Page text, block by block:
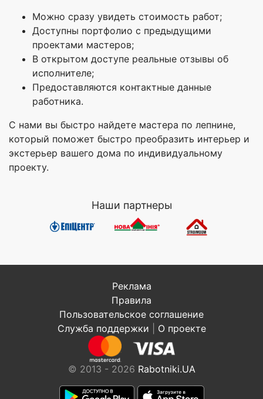
Можно сразу увидеть стоимость работ;
Доступны портфолио с предыдущими
проектами мастеров;
В открытом доступе реальные отзывы об
исполнителе;
Предоставляются контактные данные
работника.
С нами вы быстро найдете мастера по лепнине,
который поможет быстро преобразить интерьер и
экстерьер вашего дома по индивидуальному
проекту.
Наши партнеры
Реклама
Правила
Пользовательское соглашение
Служба поддержки
О проекте
© 2013 - 2026 Rabotniki.UA